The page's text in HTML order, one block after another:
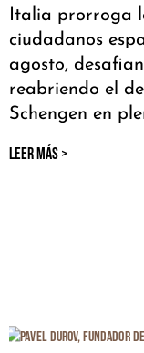
Italia prorroga
ciudadanos
agosto,
reabriendo el
Schengen en
LEER MÁS >